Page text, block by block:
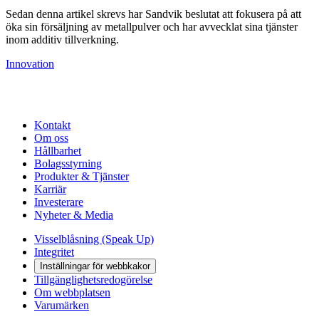
Sedan denna artikel skrevs har Sandvik beslutat att fokusera på att
öka sin försäljning av metallpulver och har avvecklat sina tjänster
inom additiv tillverkning.
Innovation
Kontakt
Om oss
Hållbarhet
Bolagsstyrning
Produkter & Tjänster
Karriär
Investerare
Nyheter & Media
Visselblåsning (Speak Up)
Integritet
Inställningar för webbkakor
Tillgänglighetsredogörelse
Om webbplatsen
Varumärken